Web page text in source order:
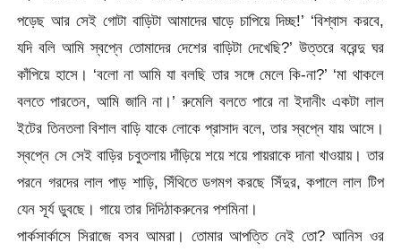
পড়েছ আর সেই গোটা বাড়িটা আমাদের ঘাড়ে চাপিয়ে দিচ্ছ!’ ‘বিশ্বাস করবে,
যদি বলি আমি স্বপ্নে তোমাদের দেশের বাড়িটা দেখেছি?’ উত্তরে বরেন্দু ঘর
কাঁপিয়ে হাসে। ‘বলো না আমি যা বলছি তার সঙ্গে মেলে কি-না?’ ‘মা থাকলে
বলতে পারতেন, আমি জানি না।’ রুমেলি বলতে পারে না ইদানীং একটা লাল
ইটের তিনতলা বিশাল বাড়ি যাকে লোকে প্রাসাদ বলে, তার স্বপ্নে যায় আসে।
স্বপ্নে সে সেই বাড়ির চবুতলায় দাঁড়িয়ে শয়ে শয়ে পায়রাকে দানা খাওয়ায়। তার
পরনে গরদের লাল পাড় শাড়ি, সিঁথিতে ডগমগ করছে সিঁদুর, কপালে লাল টিপ
যেন সূর্য ডুবছে। গায়ে তার দিদিঠাকরুনের পশমিনা।
পার্কসার্কাসে সিরাজে বসব আমরা। তোমার আপত্তি নেই তো? আনিস ওর